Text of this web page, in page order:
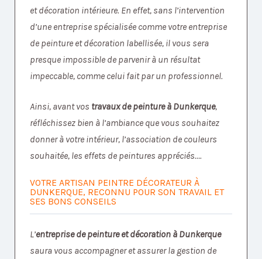
et décoration intérieure. En effet, sans l’intervention
d’une entreprise spécialisée comme votre entreprise
de peinture et décoration labellisée, il vous sera
presque impossible de parvenir à un résultat
impeccable, comme celui fait par un professionnel.
Ainsi, avant vos travaux de peinture à Dunkerque,
réfléchissez bien à l’ambiance que vous souhaitez
donner à votre intérieur, l’association de couleurs
souhaitée, les effets de peintures appréciés….
VOTRE ARTISAN PEINTRE DÉCORATEUR À
DUNKERQUE, RECONNU POUR SON TRAVAIL ET
SES BONS CONSEILS
L’entreprise de peinture et décoration à Dunkerque
saura vous accompagner et assurer la gestion de